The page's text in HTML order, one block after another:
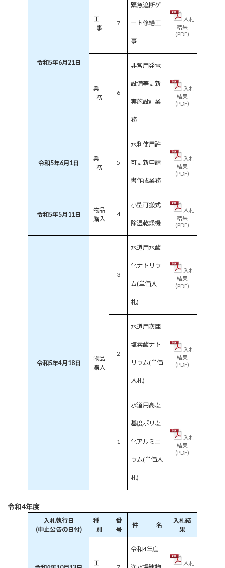
令和5年6月21日
工
事
7
緊急遮断ゲ
ート修繕工
事
入札
結果
(PDF)
業
務
6
非常用発電
設備等更新
実施設計業
務
入札
結果
(PDF)
令和5年6月1日
業
務
5
水利使用許
可更新申請
書作成業務
入札
結果
(PDF)
令和5年5月11日
物品
購入
4
小型可搬式
除湿乾燥機
入札
結果
(PDF)
令和5年4月18日
物品
購入
3
水道用水酸
化ナトリウ
ム(単価入
札)
入札
結果
(PDF)
2
水道用次亜
塩素酸ナト
リウム(単価
入札)
入札
結果
(PDF)
1
水道用高塩
基度ポリ塩
化アルミニ
ウム(単価入
札)
入札
結果
(PDF)
令和4年度
入札執行日
(中止公告の日付)
種
別
番
号
件 名
入札結
果
工
令和4年度
入札